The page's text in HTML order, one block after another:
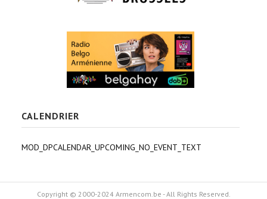
CALENDRIER
MOD_DPCALENDAR_UPCOMING_NO_EVENT_TEXT
Copyright © 2000-2024 Armencom.be - All Rights Reserved.